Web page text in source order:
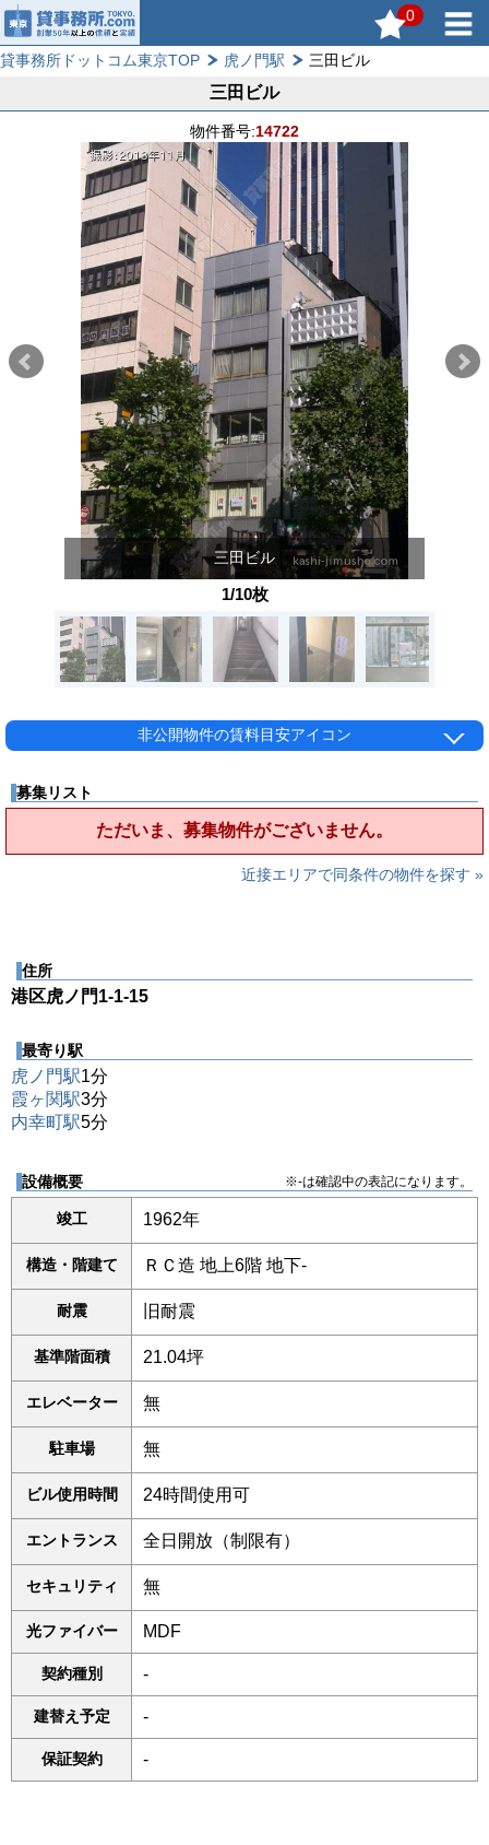
0
貸事務所ドットコム東京TOP 虎ノ門駅 三田ビル
三田ビル
物件番号:14722
三田ビル
1/10枚
非公開物件の賃料目安アイコン
募集リスト
ただいま、募集物件がございません。
近接エリアで同条件の物件を探す »
住所
港区虎ノ門1-1-15
最寄り駅
虎ノ門駅1分
霞ヶ関駅3分
内幸町駅5分
設備概要 ※-は確認中の表記になります。
竣工 1962年
構造・階建て ＲＣ造 地上6階 地下-
耐震 旧耐震
基準階面積 21.04坪
エレベーター 無
駐車場 無
ビル使用時間 24時間使用可
エントランス 全日開放（制限有）
セキュリティ 無
光ファイバー MDF
契約種別 -
建替え予定 -
保証契約 -